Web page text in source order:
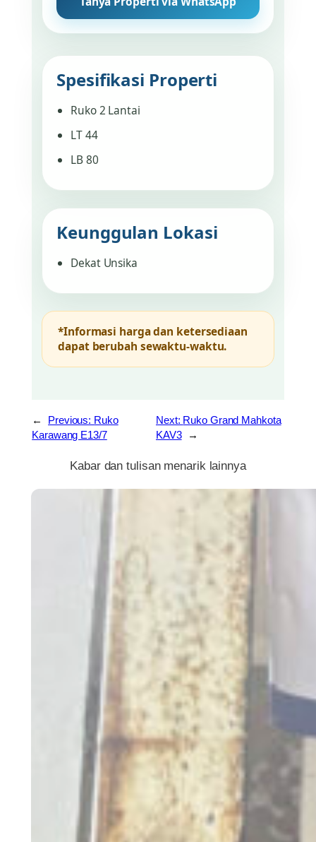
Spesifikasi Properti
Ruko 2 Lantai
LT 44
LB 80
Keunggulan Lokasi
Dekat Unsika
*Informasi harga dan ketersediaan
dapat berubah sewaktu-waktu.
← Previous: Ruko
Karawang E13/7
Next: Ruko Grand Mahkota
KAV3
→
Kabar dan tulisan menarik lainnya